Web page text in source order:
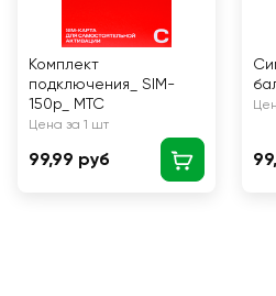
Комплект
подключения_ SIM-
150р_ МТС
Цена за 1 шт
99,99 руб